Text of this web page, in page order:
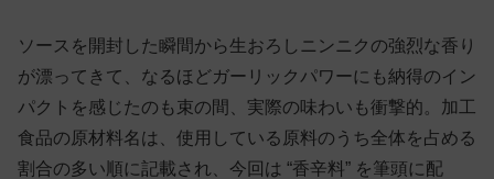
ソースを開封した瞬間から生おろしニンニクの強烈な香り
が漂ってきて、なるほどガーリックパワーにも納得のイン
パクトを感じたのも束の間、実際の味わいも衝撃的。加工
食品の原材料名は、使用している原料のうち全体を占める
割合の多い順に記載され、今回は “香辛料” を筆頭に配